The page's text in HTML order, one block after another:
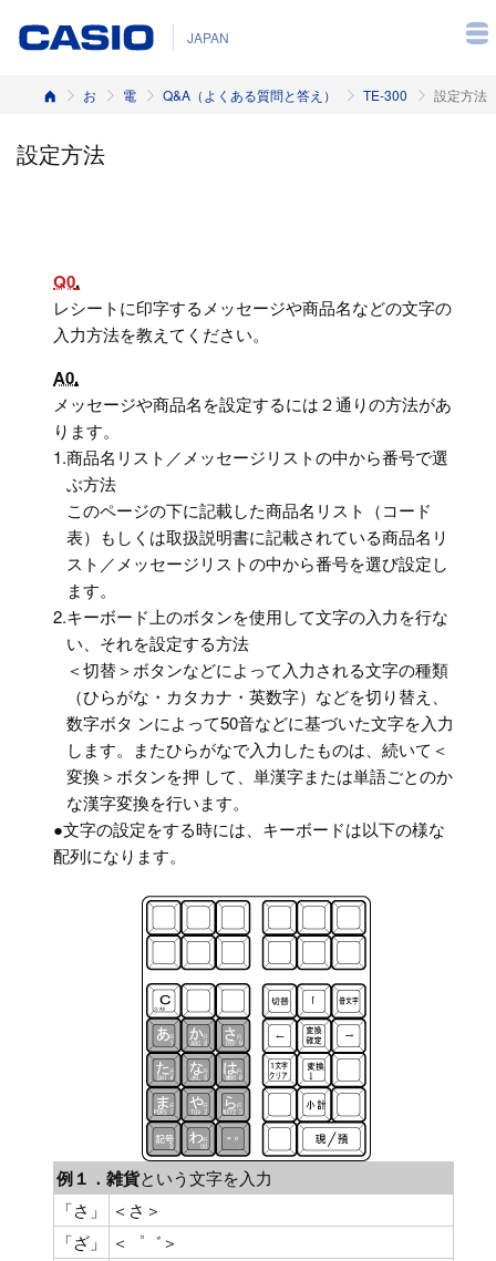
JAPAN
ホーム お客様サポート 電子レジスター Q&A（よくある質問と答え） TE-300 設定方法
設定方法
Q0
レシートに印字するメッセージや商品名などの文字の
入力方法を教えてください。
A0
メッセージや商品名を設定するには２通りの方法があ
ります。
1.商品名リスト／メッセージリストの中から番号で選
ぶ方法
このページの下に記載した商品名リスト（コード
表）もしくは取扱説明書に記載されている商品名リ
スト／メッセージリストの中から番号を選び設定し
ます。
2.キーボード上のボタンを使用して文字の入力を行な
い、それを設定する方法
＜切替＞ボタンなどによって入力される文字の種類
（ひらがな・カタカナ・英数字）などを切り替え、
数字ボタ ンによって50音などに基づいた文字を入力
します。またひらがなで入力したものは、続いて＜
変換＞ボタンを押 して、単漢字または単語ごとのか
な漢字変換を行います。
●文字の設定をする時には、キーボードは以下の様な
配列になります。
例１．雑貨という文字を入力
「さ」
＜さ＞
「ざ」
＜゜゛＞